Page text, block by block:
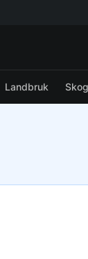
Landbruk Skog